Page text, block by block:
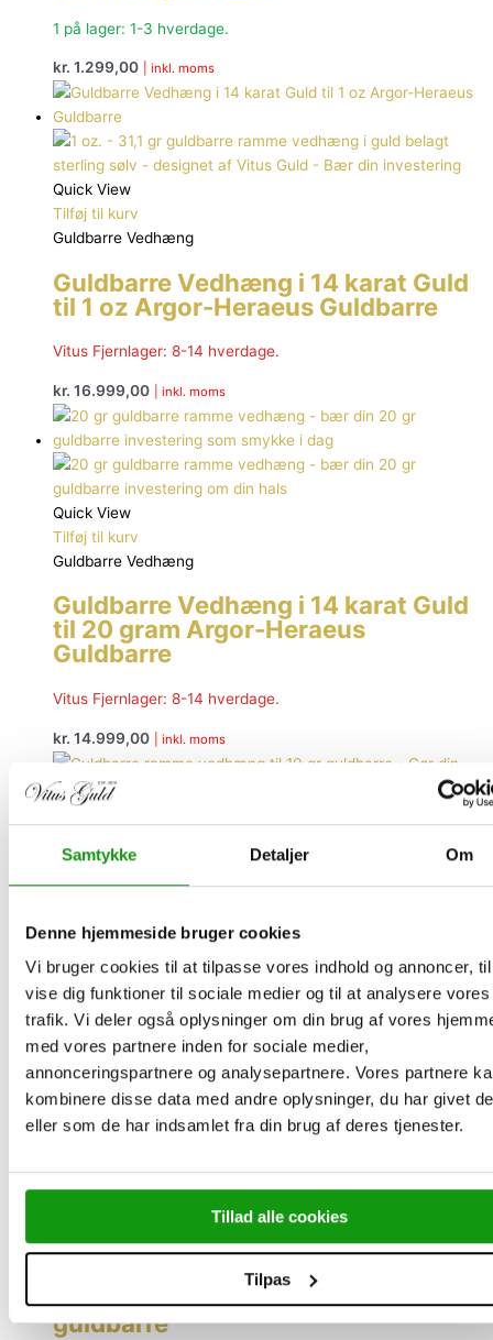
Samtykke Detaljer Om
Denne hjemmeside bruger cookies
Vi bruger cookies til at tilpasse vores indhold og annoncer,
vise dig funktioner til sociale medier og til at analysere vores
trafik. Vi deler også oplysninger om din brug af vores
med vores partnere inden for sociale medier,
annonceringspartnere og analysepartnere. Vores partnere
kombinere disse data med andre oplysninger, du har givet
eller som de har indsamlet fra din brug af deres tjenester.
Tillad alle cookies
Tilpas
1 på lager: 1-3 hverdage.
kr. 1.299,00 | inkl. moms
Quick View
Tilføj til kurv
Guldbarre Vedhæng
Guldbarre Vedhæng i 14 karat Guld
til 1 oz Argor-Heraeus Guldbarre
Vitus Fjernlager: 8-14 hverdage.
kr. 16.999,00 | inkl. moms
Quick View
Tilføj til kurv
Guldbarre Vedhæng
Guldbarre Vedhæng i 14 karat Guld
til 20 gram Argor-Heraeus
Guldbarre
Vitus Fjernlager: 8-14 hverdage.
kr. 14.999,00 | inkl. moms
Quick View
Tilføj til kurv
Guldbarre Vedhæng i 14 karat Guld
til 10 gram Argor-Heraeus
Guldbarre
Vitus Fjernlager: 8-14 hverdage.
kr.9.499,00 | inkl. moms
Guldbarrevedhæng i 14 karat guld
til 50 gram Argor-Heraeus
guldbarre